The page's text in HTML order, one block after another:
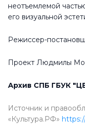
неотъемлемой
его визуальной
Режиссер-
Проект Людмилы
Архив СПБ ГБУК
Источник и
«Культура.РФ»